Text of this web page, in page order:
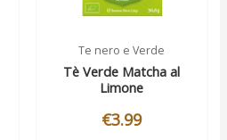
Te nero e Verde
Tè Verde Matcha al
Limone
€3.99